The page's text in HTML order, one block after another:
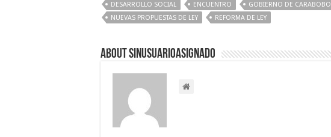
DESARROLLO SOCIAL
ENCUENTRO GOBIERNO DE CARABOBO
NUEVAS PROPUESTAS DE LEY
REFORMA DE LEY
About sinusuarioasignado